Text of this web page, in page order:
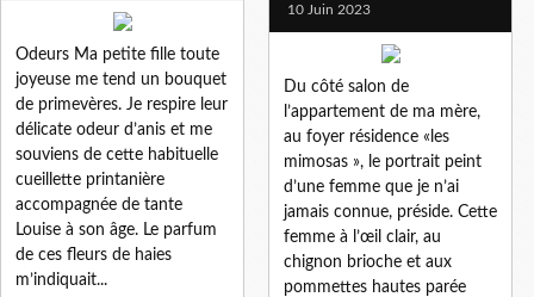
Odeurs Ma petite fille toute
joyeuse me tend un bouquet
de primevères. Je respire leur
délicate odeur d’anis et me
souviens de cette habituelle
cueillette printanière
accompagnée de tante
Louise à son âge. Le parfum
de ces fleurs de haies
m’indiquait...
10 Juin 2023
Du côté salon de
l’appartement de ma mère,
au foyer résidence «les
mimosas », le portrait peint
d’une femme que je n’ai
jamais connue, préside. Cette
femme à l’œil clair, au
chignon brioche et aux
pommettes hautes parée